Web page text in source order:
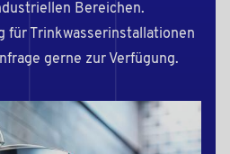
Bereichen.
für Trinkwasserinstallationen
gerne zur Verfügung.